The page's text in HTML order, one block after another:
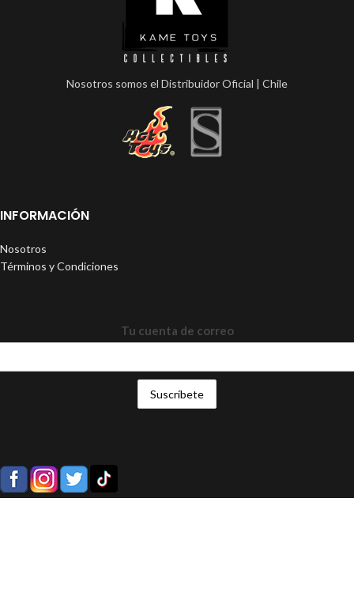
Nosotros somos el Distribuidor Oficial | Chile
INFORMACIÓN
Nosotros
Términos y Condiciones
Tu cuenta de correo